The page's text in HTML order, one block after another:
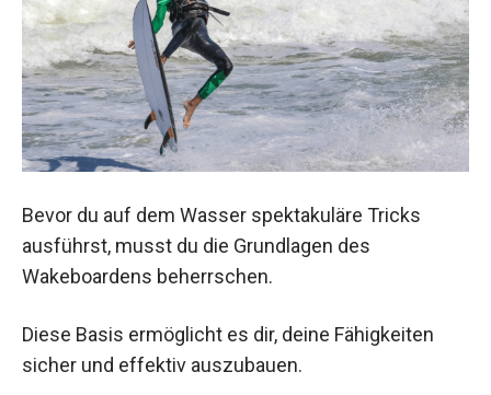
Bevor du auf dem Wasser spektakuläre Tricks
ausführst, musst du die Grundlagen des
Wakeboardens beherrschen.
Diese Basis ermöglicht es dir, deine Fähigkeiten
sicher und effektiv auszubauen.